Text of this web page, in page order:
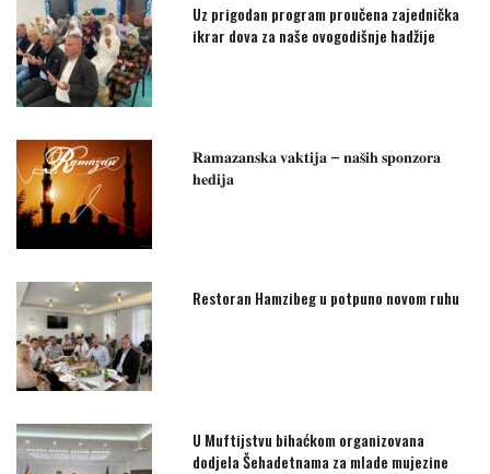
Uz prigodan program proučena zajednička
ikrar dova za naše ovogodišnje hadžije
𝐑𝐚𝐦𝐚𝐳𝐚𝐧𝐬𝐤𝐚 𝐯𝐚𝐤𝐭𝐢𝐣𝐚 – 𝐧𝐚𝐬̌𝐢𝐡 𝐬𝐩𝐨𝐧𝐳𝐨𝐫𝐚
𝐡𝐞𝐝𝐢𝐣𝐚
Restoran Hamzibeg u potpuno novom ruhu
U Muftijstvu bihaćkom organizovana
dodjela Šehadetnama za mlade mujezine